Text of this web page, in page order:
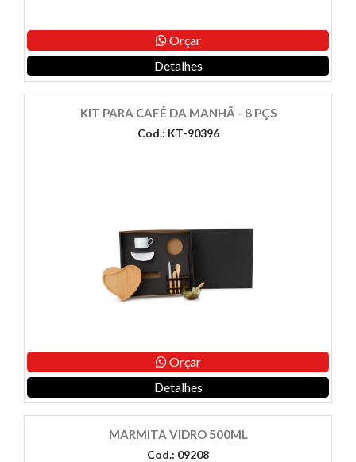
Orçar
Detalhes
KIT PARA CAFÉ DA MANHÃ - 8 PÇS
Cod.: KT-90396
Orçar
Detalhes
MARMITA VIDRO 500ML
Cod.: 09208